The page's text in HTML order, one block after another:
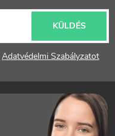
Adatvédelmi Szabályzatot
KÜLDÉS